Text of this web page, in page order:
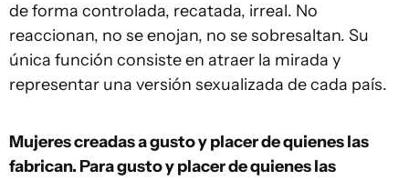
de forma controlada, recatada, irreal. No
reaccionan, no se enojan, no se sobresaltan. Su
única función consiste en atraer la mirada y
representar una versión sexualizada de cada país.
Mujeres creadas a gusto y placer de quienes las
fabrican. Para gusto y placer de quienes las